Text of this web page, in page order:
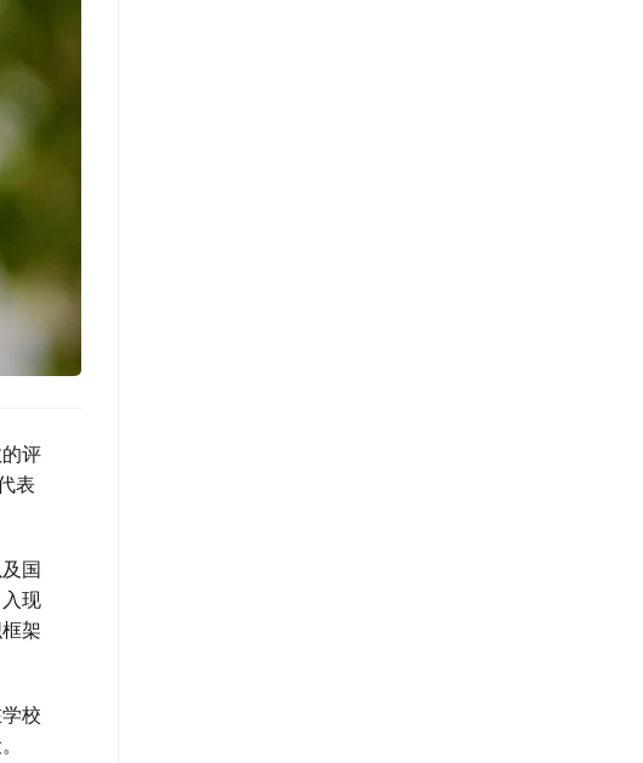
评
表
国
现
架
校